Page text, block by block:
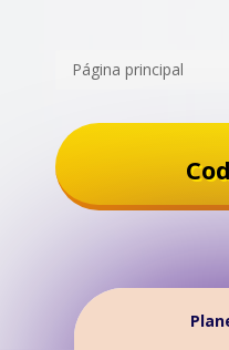
Página principal